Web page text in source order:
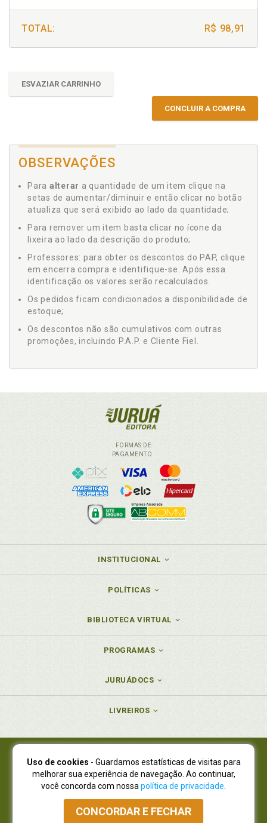
TOTAL: R$ 98,91
ESVAZIAR CARRINHO
CONCLUIR A COMPRA
OBSERVAÇÕES
Para alterar a quantidade de um item clique na
setas de aumentar/diminuir e então clicar no botão
atualiza que será exibido ao lado da quantidade;
Para remover um item basta clicar no ícone da
lixeira ao lado da descrição do produto;
Professores: para obter os descontos do PAP, clique
em encerra compra e identifique-se. Após essa
identificação os valores serão recalculados.
Os pedidos ficam condicionados a disponibilidade de
estoque;
Os descontos não são cumulativos com outras
promoções, incluindo P.A.P. e Cliente Fiel.
FORMAS DE
PAGAMENTO
INSTITUCIONAL
POLÍTICAS
BIBLIOTECA VIRTUAL
PROGRAMAS
JURUÁDOCS
LIVREIROS
Juruá Editora Ltda., CNPJ 77.535.508/0001-19
Juruá Informática Ltda., CNPJ 01.701.561/0001-80
NOVO ENDEREÇO:R. Flávio Dallegrave, 7665, São Lourenço |
Curitiba - Paraná - CEP 82210-310
Atendimento: (41) 4009-3900|Vendas Atacado: (41) 4009-3939
Uso de cookies - Guardamos estatísticas de visitas para
melhorar sua experiência de navegação. Ao continuar,
você concorda com nossa política de privacidade
CONCORDAR E FECHAR